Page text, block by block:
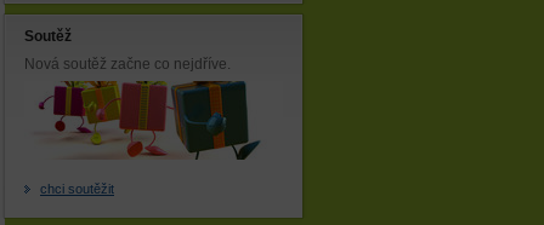
Soutěž
Nová soutěž začne co nejdříve.
chci soutěžit